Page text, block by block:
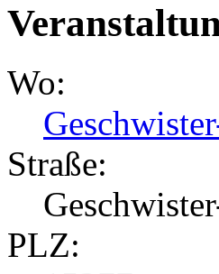
Wo:
Straße:
PLZ: